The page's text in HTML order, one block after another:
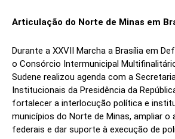
Articulação do Norte de Minas em
Durante a XXVII Marcha a Brasília em
o Consórcio Intermunicipal
Sudene realizou agenda com a
Institucionais da Presidência da
fortalecer a interlocução política e
municípios do Norte de Minas, ampliar o
federais e dar suporte à execução de